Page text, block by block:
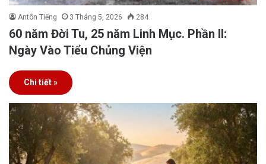
Antôn Tiếng 3 Tháng 5, 2026 284
60 năm Đời Tu, 25 năm Linh Mục. Phần II:
Ngày Vào Tiểu Chủng Viện
Chi tiết »